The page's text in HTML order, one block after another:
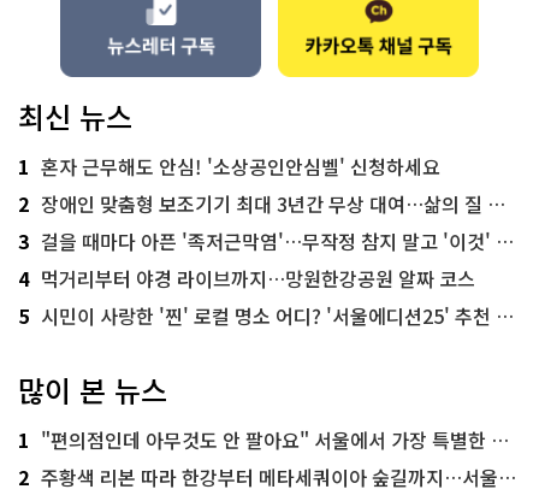
최신 뉴스
1 혼자 근무해도 안심! '소상공인안심벨' 신청하세요
2 장애인 맞춤형 보조기기 최대 3년간 무상 대여…삶의 질 높인다
3 걸을 때마다 아픈 '족저근막염'…무작정 참지 말고 '이것' 해보세요!
4 먹거리부터 야경 라이브까지…망원한강공원 알짜 코스
5 시민이 사랑한 '찐' 로컬 명소 어디? '서울에디션25' 추천 코스
많이 본 뉴스
1 "편의점인데 아무것도 안 팔아요" 서울에서 가장 특별한 편의점의 정체
2 주황색 리본 따라 한강부터 메타세쿼이아 숲길까지…서울둘레길 15코스